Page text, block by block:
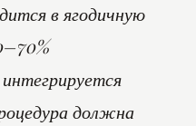
в ягодичную
должна